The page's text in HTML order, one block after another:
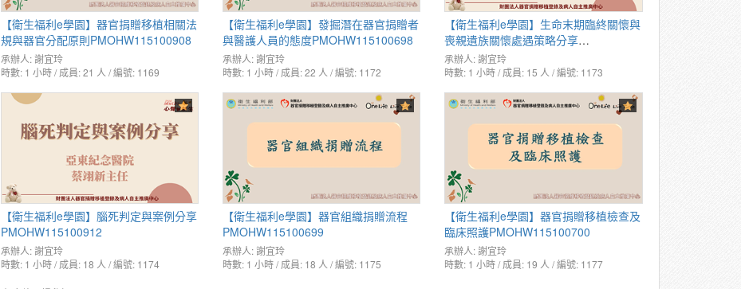
【衛生福利e學園】器官捐贈移植相關法
規與器官分配原則PMOHW115100908
承辦人:謝宜玲
時數: 1 小時 / 成員: 21 人 / 編號: 1169
【衛生福利e學園】發掘潛在器官捐贈者
與醫護人員的態度PMOHW115100698
承辦人:謝宜玲
時數: 1 小時 / 成員: 22 人 / 編號: 1172
【衛生福利e學園】生命末期臨終關懷與
喪親遺族關懷處遇策略分享
PMOHW115100910
承辦人:謝宜玲
時數: 1 小時 / 成員: 15 人 / 編號: 1173
【衛生福利e學園】腦死判定與案例分享
PMOHW115100912
承辦人:謝宜玲
時數: 1 小時 / 成員: 18 人 / 編號: 1174
【衛生福利e學園】器官組織捐贈流程
PMOHW115100699
承辦人:謝宜玲
時數: 1 小時 / 成員: 18 人 / 編號: 1175
【衛生福利e學園】器官捐贈移植檢查及
臨床照護PMOHW115100700
承辦人:謝宜玲
時數: 1 小時 / 成員: 19 人 / 編號: 1177